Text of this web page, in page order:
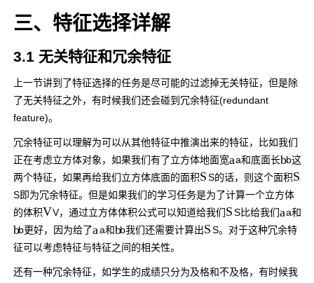
三、特征选择详解
3.1 无关特征和冗余特征
上一节讲到了特征选择的任务是尽可能的过滤掉无关特征，但是除
了无关特征之外，有时候我们还会碰到冗余特征(redundant
feature)。
冗余特征可以理解为可以从其他特征中推演出来的特征，比如我们
正在考虑立方体对象，如果我们有了立方体地面宽aa和底面长bb这
两个特征，如果再给我们立方体底面的面积SS的话，则这个面积S
S即为冗余特征。但是如果我们的学习任务是为了计算一个立方体
的体积VV，通过立方体体积公式可以知道给我们SS比给我们aa和
bb更好，因为给了aa和bb我们还需要计算出S S。对于这种冗余特
征可以考虑特征与特征之间的相关性。
还有一种冗余特征，如学生的成绩只分为及格和不及格，有时候我